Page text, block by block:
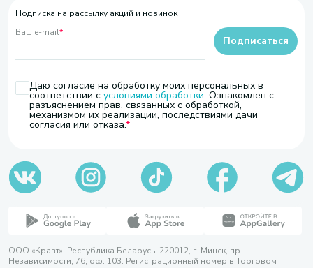
Подписка на рассылку акций и новинок
Ваш e-mail*
Даю согласие на обработку моих персональных в
соответствии с условиями обработки. Ознакомлен с
разъяснением прав, связанных с обработкой,
механизмом их реализации, последствиями дачи
согласия или отказа.
Подписаться
ООО «Кравт». Республика Беларусь, 220012, г. Минск, пр.
Независимости, 76, оф. 103. Регистрационный номер в Торговом